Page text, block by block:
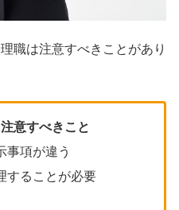
職は注意すべきことがあり
意すべきこと
事項が違う
することが必要